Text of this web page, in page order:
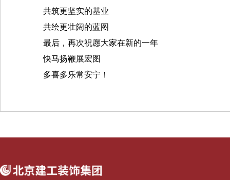
共筑更坚实的基业
共绘更壮阔的蓝图
最后，再次祝愿大家在新的一年
快马扬鞭展宏图
多喜多乐常安宁！